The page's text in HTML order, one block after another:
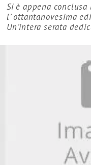
Si è appena
l’ ottantanovesima
Un’intera serata